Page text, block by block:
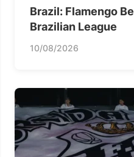
Brazil: Flamengo
Brazilian League
10/08/2026